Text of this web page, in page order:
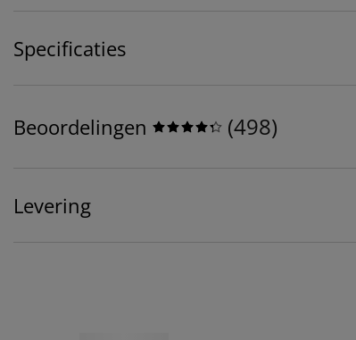
Specificaties
Beoordelingen (498)
Levering